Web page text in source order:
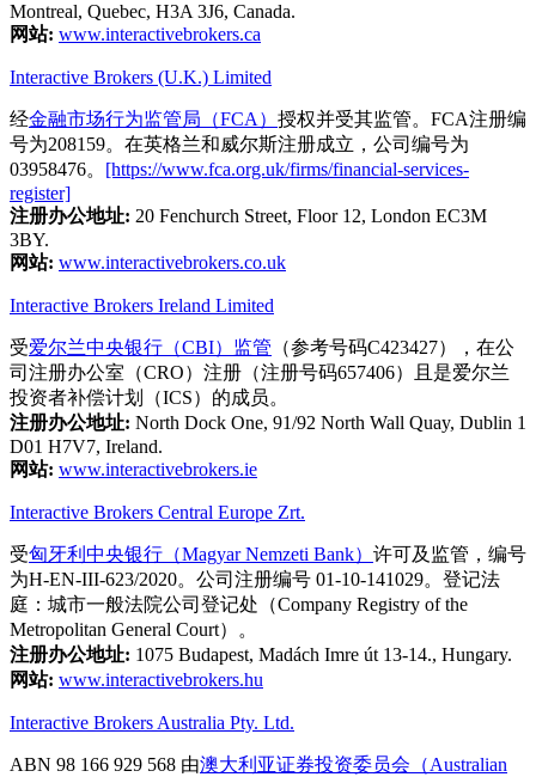
Montreal, Quebec, H3A 3J6, Canada.
网站: www.interactivebrokers.ca
Interactive Brokers (U.K.) Limited
经金融市场行为监管局（FCA） 授权并受其监管。FCA注册编
号为208159。在英格兰和威尔斯注册成立，公司编号为
03958476。 [https://www.fca.org.uk/firms/financial-services-
register]
注册办公地址: 20 Fenchurch Street, Floor 12, London EC3M
3BY.
网站: www.interactivebrokers.co.uk
Interactive Brokers Ireland Limited
受爱尔兰中央银行（CBI）监管 （参考号码C423427），在公
司注册办公室（CRO）注册（注册号码657406）且是爱尔兰
投资者补偿计划（ICS）的成员。
注册办公地址: North Dock One, 91/92 North Wall Quay, Dublin 1
D01 H7V7, Ireland.
网站: www.interactivebrokers.ie
Interactive Brokers Central Europe Zrt.
受匈牙利中央银行（Magyar Nemzeti Bank） 许可及监管，编号
为H-EN-III-623/2020。公司注册编号 01-10-141029。登记法
庭：城市一般法院公司登记处（Company Registry of the
Metropolitan General Court）。
注册办公地址: 1075 Budapest, Madách Imre út 13-14., Hungary.
网站: www.interactivebrokers.hu
Interactive Brokers Australia Pty. Ltd.
ABN 98 166 929 568 由澳大利亚证券投资委员会（Australian